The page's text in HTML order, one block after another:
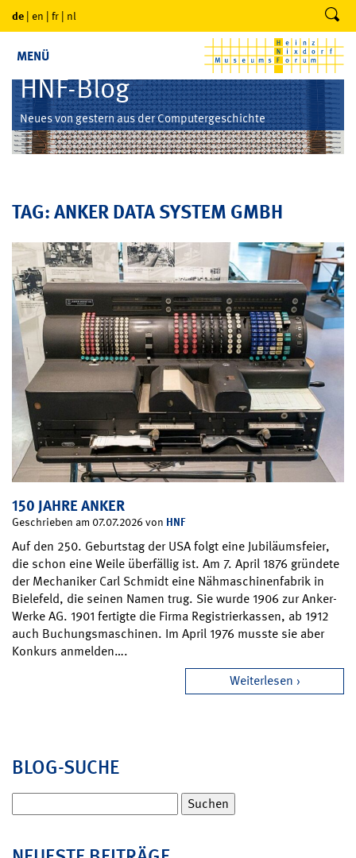
de | en | fr | nl
MENÜ
HNF-Blog
Neues von gestern aus der Computergeschichte
TAG: ANKER DATA SYSTEM GMBH
150 JAHRE ANKER
Geschrieben am 07.07.2026 von HNF
Auf den 250. Geburtstag der USA folgt eine Jubiläumsfeier,
die schon eine Weile überfällig ist. Am 7. April 1876 gründete
der Mechaniker Carl Schmidt eine Nähmaschinenfabrik in
Bielefeld, die seinen Namen trug. Sie wurde 1906 zur Anker-
Werke AG. 1901 fertigte die Firma Registrierkassen, ab 1912
auch Buchungsmaschinen. Im April 1976 musste sie aber
Konkurs anmelden….
Weiterlesen
BLOG-SUCHE
nach: